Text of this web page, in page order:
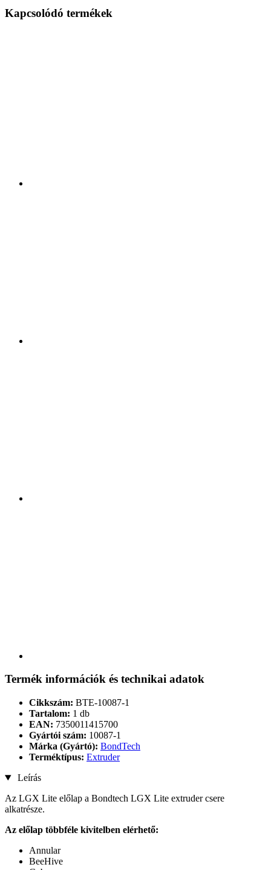
Kapcsolódó termékek
Termék információk és technikai adatok
Cikkszám: BTE-10087-1
Tartalom: 1 db
EAN: 7350011415700
Gyártói szám: 10087-1
Márka (Gyártó): BondTech
Terméktípus: Extruder
Leírás
Az LGX Lite előlap a Bondtech LGX Lite extruder csere
alkatrésze.
Az előlap többféle kivitelben elérhető:
Annular
BeeHive